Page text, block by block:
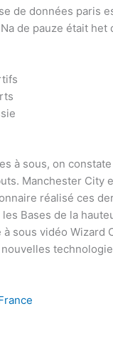
de données paris
de pauze était
à sous, on
Manchester City
réalisé ces
les Bases de la
sous vidéo